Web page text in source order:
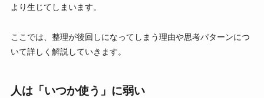
より生じてしまいます。
ここでは、整理が後回しになってしまう理由や思考パターンにつ
いて詳しく解説していきます。
人は「いつか使う」に弱い